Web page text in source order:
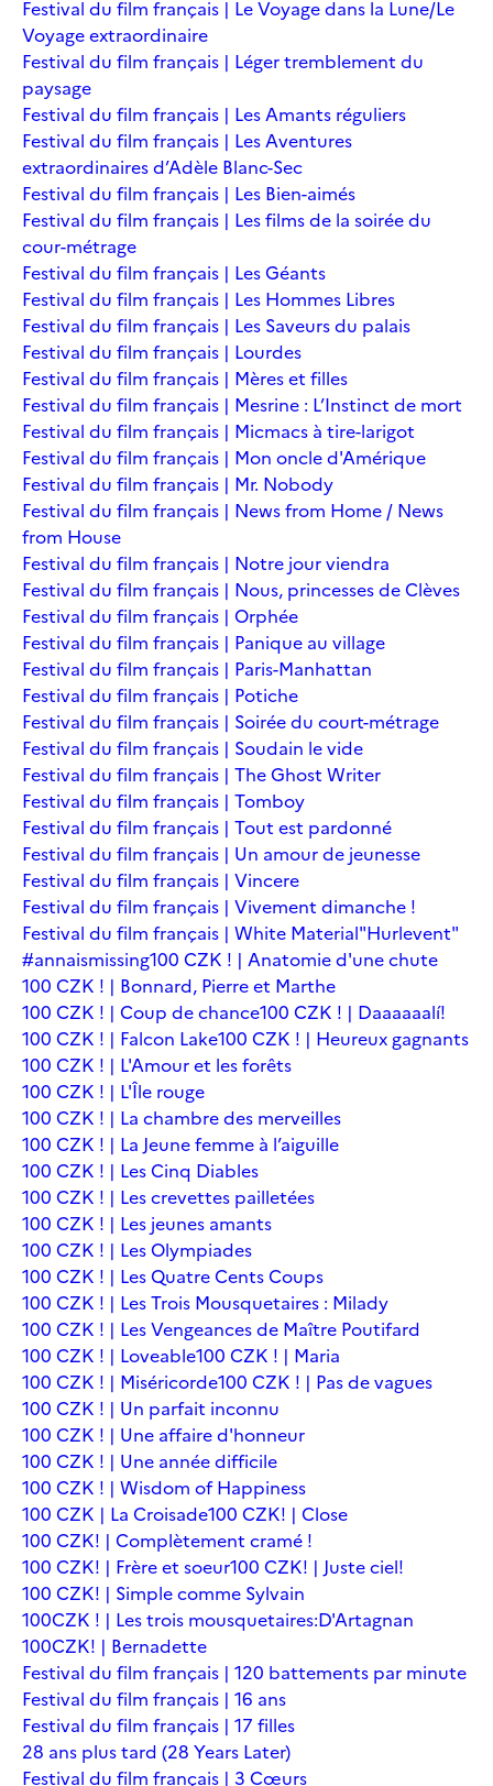
Festival du film français | Le Voyage dans la Lune/Le
Voyage extraordinaire
Festival du film français | Léger tremblement du
paysage
Festival du film français | Les Amants réguliers
Festival du film français | Les Aventures
extraordinaires d’Adèle Blanc-Sec
Festival du film français | Les Bien-aimés
Festival du film français | Les films de la soirée du
cour-métrage
Festival du film français | Les Géants
Festival du film français | Les Hommes Libres
Festival du film français | Les Saveurs du palais
Festival du film français | Lourdes
Festival du film français | Mères et filles
Festival du film français | Mesrine : L’Instinct de mort
Festival du film français | Micmacs à tire-larigot
Festival du film français | Mon oncle d'Amérique
Festival du film français | Mr. Nobody
Festival du film français | News from Home / News
from House
Festival du film français | Notre jour viendra
Festival du film français | Nous, princesses de Clèves
Festival du film français | Orphée
Festival du film français | Panique au village
Festival du film français | Paris-Manhattan
Festival du film français | Potiche
Festival du film français | Soirée du court-métrage
Festival du film français | Soudain le vide
Festival du film français | The Ghost Writer
Festival du film français | Tomboy
Festival du film français | Tout est pardonné
Festival du film français | Un amour de jeunesse
Festival du film français | Vincere
Festival du film français | Vivement dimanche !
Festival du film français | White Material"Hurlevent"
#annaismissing100 CZK ! | Anatomie d'une chute
100 CZK ! | Bonnard, Pierre et Marthe
100 CZK ! | Coup de chance100 CZK ! | Daaaaaalí!
100 CZK ! | Falcon Lake100 CZK ! | Heureux gagnants
100 CZK ! | L'Amour et les forêts
100 CZK ! | L'Île rouge
100 CZK ! | La chambre des merveilles
100 CZK ! | La Jeune femme à l’aiguille
100 CZK ! | Les Cinq Diables
100 CZK ! | Les crevettes pailletées
100 CZK ! | Les jeunes amants
100 CZK ! | Les Olympiades
100 CZK ! | Les Quatre Cents Coups
100 CZK ! | Les Trois Mousquetaires : Milady
100 CZK ! | Les Vengeances de Maître Poutifard
100 CZK ! | Loveable100 CZK ! | Maria
100 CZK ! | Miséricorde100 CZK ! | Pas de vagues
100 CZK ! | Un parfait inconnu
100 CZK ! | Une affaire d'honneur
100 CZK ! | Une année difficile
100 CZK ! | Wisdom of Happiness
100 CZK | La Croisade100 CZK! | Close
100 CZK! | Complètement cramé !
100 CZK! | Frère et soeur100 CZK! | Juste ciel!
100 CZK! | Simple comme Sylvain
100CZK ! | Les trois mousquetaires:D'Artagnan
100CZK! | Bernadette
Festival du film français | 120 battements par minute
Festival du film français | 16 ans
Festival du film français | 17 filles
28 ans plus tard (28 Years Later)
Festival du film français | 3 Cœurs